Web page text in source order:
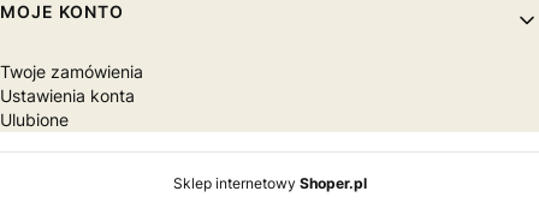
MOJE KONTO
Twoje zamówienia
Ustawienia konta
Ulubione
Sklep internetowy Shoper.pl